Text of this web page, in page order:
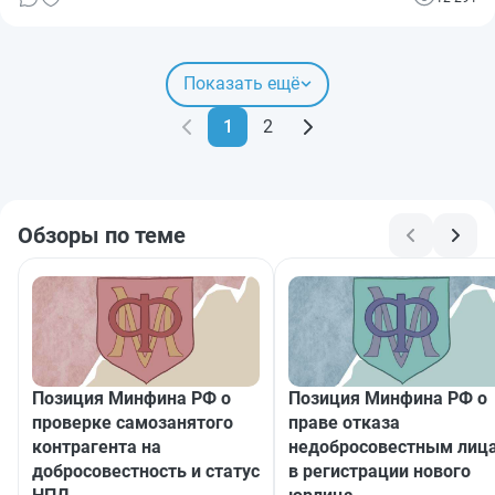
обезопасить сделки.
Показать ещё
1 2
Обзоры по теме
Позиция Минфина РФ о
проверке самозанятого
контрагента на
добросовестность и статус
Позиция Минфина РФ о
праве отказа
недобросовестным
в регистрации нового